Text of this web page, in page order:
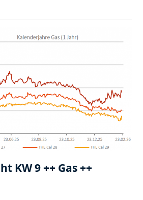
KW 9 ++ Gas ++